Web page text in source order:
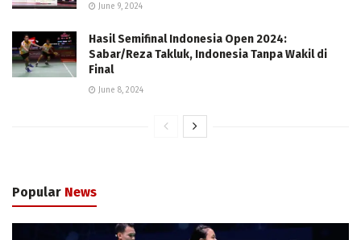
June 9, 2024
Hasil Semifinal Indonesia Open 2024:
Sabar/Reza Takluk, Indonesia Tanpa Wakil di
Final
June 8, 2024
Popular News